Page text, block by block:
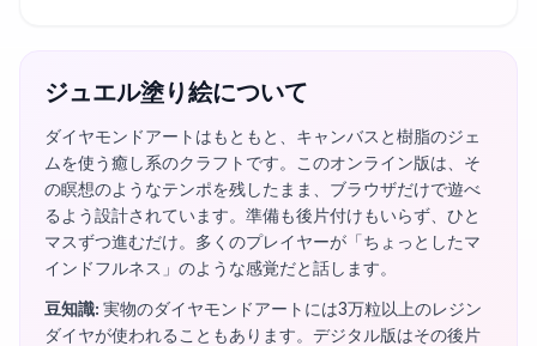
ジュエル塗り絵について
ダイヤモンドアートはもともと、キャンバスと樹脂のジェ
ムを使う癒し系のクラフトです。このオンライン版は、そ
の瞑想のようなテンポを残したまま、ブラウザだけで遊べ
るよう設計されています。準備も後片付けもいらず、ひと
マスずつ進むだけ。多くのプレイヤーが「ちょっとしたマ
インドフルネス」のような感覚だと話します。
豆知識: 実物のダイヤモンドアートには3万粒以上のレジン
ダイヤが使われることもあります。デジタル版はその後片